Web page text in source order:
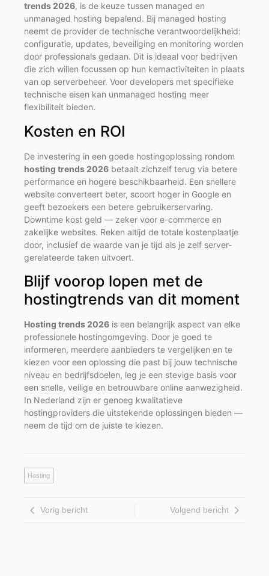
trends 2026, is de keuze tussen managed en
unmanaged hosting bepalend. Bij managed hosting
neemt de provider de technische verantwoordelijkheid:
configuratie, updates, beveiliging en monitoring worden
door professionals gedaan. Dit is ideaal voor bedrijven
die zich willen focussen op hun kernactiviteiten in plaats
van op serverbeheer. Voor developers met specifieke
technische eisen kan unmanaged hosting meer
flexibiliteit bieden.
Kosten en ROI
De investering in een goede hostingoplossing rondom
hosting trends 2026 betaalt zichzelf terug via betere
performance en hogere beschikbaarheid. Een snellere
website converteert beter, scoort hoger in Google en
geeft bezoekers een betere gebruikerservaring.
Downtime kost geld — zeker voor e-commerce en
zakelijke websites. Reken altijd de totale kostenplaatje
door, inclusief de waarde van je tijd als je zelf server-
gerelateerde taken uitvoert.
Blijf voorop lopen met de
hostingtrends van dit moment
Hosting trends 2026 is een belangrijk aspect van elke
professionele hostingomgeving. Door je goed te
informeren, meerdere aanbieders te vergelijken en te
kiezen voor een oplossing die past bij jouw technische
niveau en bedrijfsdoelen, leg je een stevige basis voor
een snelle, veilige en betrouwbare online aanwezigheid.
In Nederland zijn er genoeg kwalitatieve
hostingproviders die uitstekende oplossingen bieden —
neem de tijd om de juiste te kiezen.
Hosting
Vorig bericht Volgend bericht